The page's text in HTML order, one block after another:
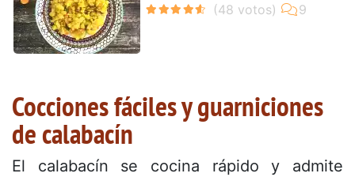
Cocciones fáciles y guarniciones
de calabacín
El calabacín se cocina rápido y admite